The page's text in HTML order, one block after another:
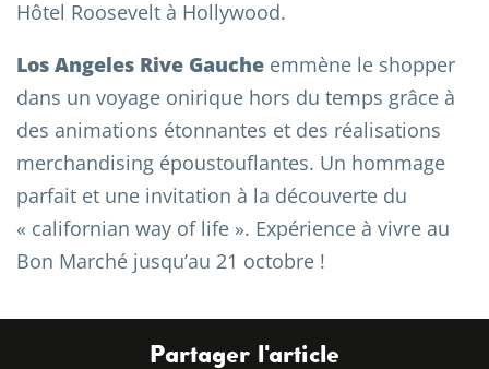
Hôtel Roosevelt à Hollywood.
Los Angeles Rive Gauche emmène le shopper
dans un voyage onirique hors du temps grâce à
des animations étonnantes et des réalisations
merchandising époustouflantes. Un hommage
parfait et une invitation à la découverte du
« californian way of life ». Expérience à vivre au
Bon Marché jusqu’au 21 octobre !
Partager l'article